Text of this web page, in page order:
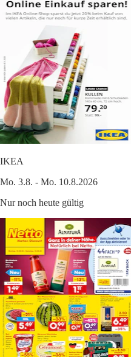
IKEA
Mo. 3.8. - Mo. 10.8.2026
Nur noch heute gültig